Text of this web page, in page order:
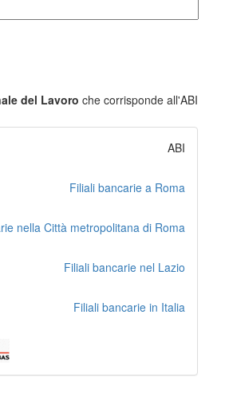
del Lavoro che corrisponde all'ABI
ABI
Filiali bancarie a Roma
nella Città metropolitana di Roma
Filiali bancarie nel Lazio
Filiali bancarie in Italia